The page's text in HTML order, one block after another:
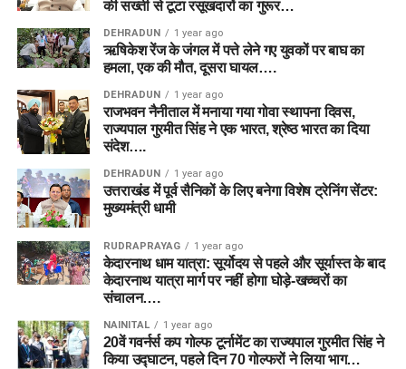
की सख्ती से टूटा रसूखदारों का गुरूर…
DEHRADUN 1 year ago
ऋषिकेश रेंज के जंगल में पत्ते लेने गए युवकों पर बाघ का
हमला, एक की मौत, दूसरा घायल….
DEHRADUN 1 year ago
राजभवन नैनीताल में मनाया गया गोवा स्थापना दिवस,
राज्यपाल गुरमीत सिंह ने एक भारत, श्रेष्ठ भारत का दिया
संदेश….
DEHRADUN 1 year ago
उत्तराखंड में पूर्व सैनिकों के लिए बनेगा विशेष ट्रेनिंग सेंटर:
मुख्यमंत्री धामी
RUDRAPRAYAG 1 year ago
केदारनाथ धाम यात्रा: सूर्योदय से पहले और सूर्यास्त के बाद
केदारनाथ यात्रा मार्ग पर नहीं होगा घोड़े-खच्चरों का
संचालन….
NAINITAL 1 year ago
20वें गवर्नर्स कप गोल्फ टूर्नामेंट का राज्यपाल गुरमीत सिंह ने
किया उद्घाटन, पहले दिन 70 गोल्फरों ने लिया भाग…